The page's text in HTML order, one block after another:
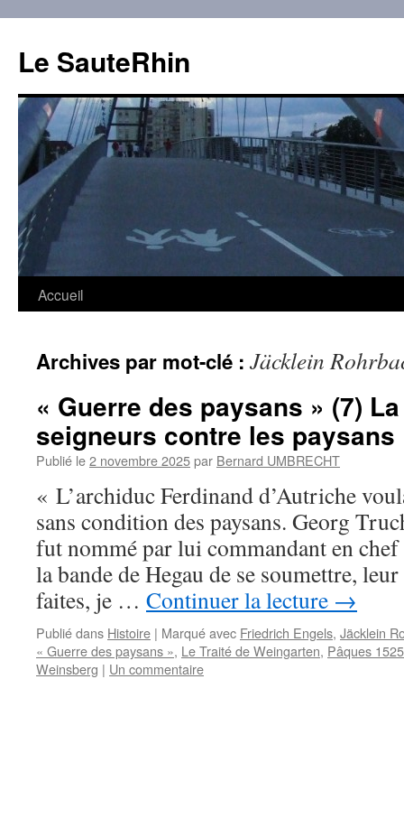
contenu
Le SauteRhin
Accueil
Archives par mot-clé : Jäcklein
« Guerre des paysans » (7)
seigneurs contre les paysans
Publié le2 novembre 2025par Bernard UMBRECHT
« L’archiduc Ferdinand d’Autriche
sans condition des paysans. Georg
fut nommé par lui commandant en
la bande de Hegau de se soumettre,
faites, je … Continuer la lecture →
Publié dans Histoire | Marqué avec Friedrich Engels, Jäcklein
« Guerre des paysans », Le Traité de Weingarten, Pâques 1525
Weinsberg | Un commentaire